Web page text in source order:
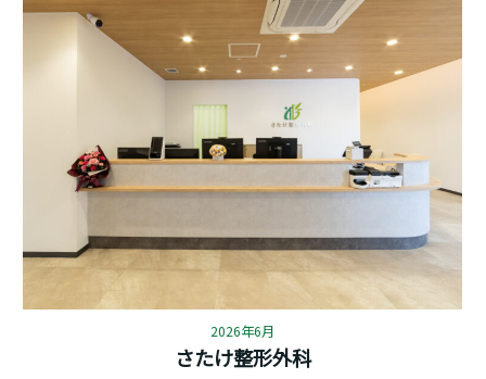
2026年6月
さたけ整形外科